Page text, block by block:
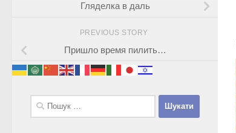
Гляделка в даль
PREVIOUS STORY
Пришло время пилить…
Пошук: